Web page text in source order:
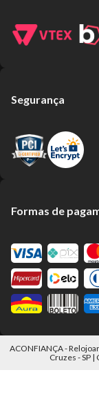
Segurança
Formas de
ACONFIANÇA -
Cruzes - SP